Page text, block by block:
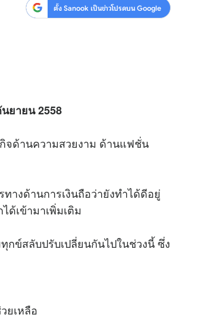
ตั้ง Sanook เป็นข่าวโปรดบน Google
ยายน 2558
จด้านความสวยงาม ด้านแฟชั่น
างด้านการเงินถือว่ายังทำได้ดีอยู่
ด้เข้ามาเพิ่มเติม
ข์สลับปรับเปลี่ยนกันไปในช่วงนี้ ซึ่ง
ยเหลือ